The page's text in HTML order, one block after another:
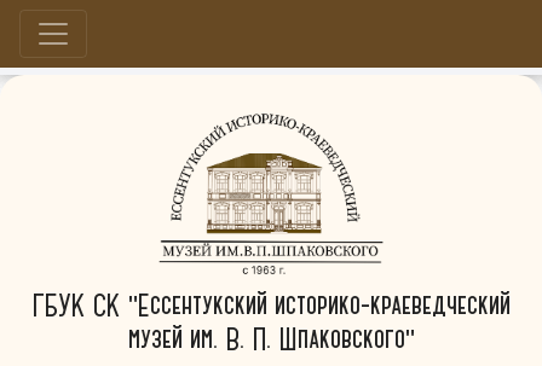
Больше, чем музей...
ГБУК СК "Ессентукский историко-краеведческий
музей им. В. П. Шпаковского"